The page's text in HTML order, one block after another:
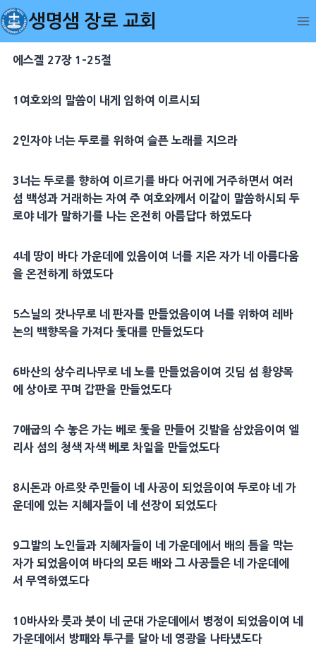
Skip
to
content
생명샘 장로 교회
에스겔 27장 1-25절
1여호와의 말씀이 내게 임하여 이르시되
2인자야 너는 두로를 위하여 슬픈 노래를 지으라
3너는 두로를 향하여 이르기를 바다 어귀에 거주하면서 여러
섬 백성과 거래하는 자여 주 여호와께서 이같이 말씀하시되 두
로야 네가 말하기를 나는 온전히 아름답다 하였도다
4네 땅이 바다 가운데에 있음이여 너를 지은 자가 네 아름다움
을 온전하게 하였도다
5스닐의 잣나무로 네 판자를 만들었음이여 너를 위하여 레바
논의 백향목을 가져다 돛대를 만들었도다
6바산의 상수리나무로 네 노를 만들었음이여 깃딤 섬 황양목
에 상아로 꾸며 갑판을 만들었도다
7애굽의 수 놓은 가는 베로 돛을 만들어 깃발을 삼았음이여 엘
리사 섬의 청색 자색 베로 차일을 만들었도다
8시돈과 아르왓 주민들이 네 사공이 되었음이여 두로야 네 가
운데에 있는 지혜자들이 네 선장이 되었도다
9그발의 노인들과 지혜자들이 네 가운데에서 배의 틈을 막는
자가 되었음이여 바다의 모든 배와 그 사공들은 네 가운데에
서 무역하였도다
10바사와 룻과 붓이 네 군대 가운데에서 병정이 되었음이여 네
가운데에서 방패와 투구를 달아 네 영광을 나타냈도다